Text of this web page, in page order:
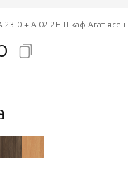
23.0 + А-02.2Н Шкаф Агат